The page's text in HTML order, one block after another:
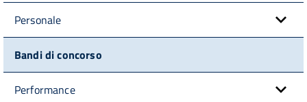
Personale
Bandi di concorso
Performance